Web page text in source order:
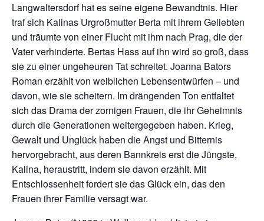
Langwaltersdorf hat es seine eigene Bewandtnis. Hier
traf sich Kalinas Urgroßmutter Berta mit ihrem Geliebten
und träumte von einer Flucht mit ihm nach Prag, die der
Vater verhinderte. Bertas Hass auf ihn wird so groß, dass
sie zu einer ungeheuren Tat schreitet. Joanna Bators
Roman erzählt von weiblichen Lebensentwürfen – und
davon, wie sie scheitern. Im drängenden Ton entfaltet
sich das Drama der zornigen Frauen, die ihr Geheimnis
durch die Generationen weitergegeben haben. Krieg,
Gewalt und Unglück haben die Angst und Bitternis
hervorgebracht, aus deren Bannkreis erst die Jüngste,
Kalina, heraustritt, indem sie davon erzählt. Mit
Entschlossenheit fordert sie das Glück ein, das den
Frauen ihrer Familie versagt war.